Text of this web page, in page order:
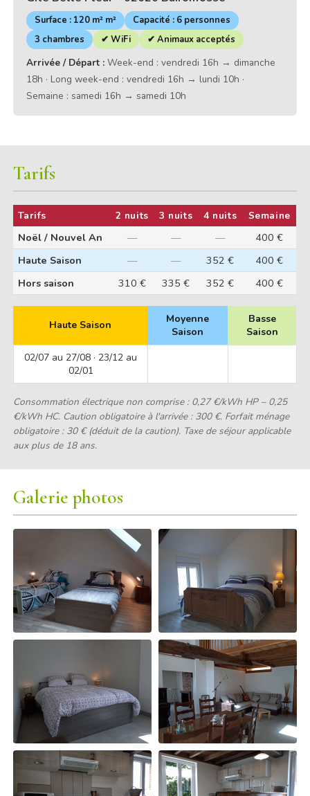
Surface : 120 m² m²
Capacité : 6 personnes
3 chambres
✔ WiFi ✔ Animaux acceptés
Arrivée / Départ : Week-end : vendredi 16h → dimanche
18h · Long week-end : vendredi 16h → lundi 10h ·
Semaine : samedi 16h → samedi 10h
Tarifs
Tarifs 2 nuits 3 nuits 4 nuits Semaine
Noël / Nouvel An — — —
400 €
Haute Saison
— — 352 €
400 €
Hors saison
310 € 335 € 352 € 400 €
Haute Saison
Moyenne
Saison
Basse
Saison
02/07 au 27/08 · 23/12 au
02/01
Consommation électrique non comprise : 0,27 €/kWh HP – 0,25
€/kWh HC. Caution obligatoire à l'arrivée : 300 €. Forfait ménage
obligatoire : 30 € (déduit de la caution). Taxe de séjour applicable
aux plus de 18 ans.
Galerie photos